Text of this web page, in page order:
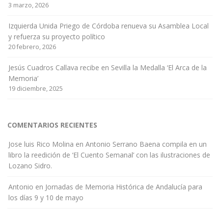
3 marzo, 2026
Izquierda Unida Priego de Córdoba renueva su Asamblea Local
y refuerza su proyecto político
20 febrero, 2026
Jesús Cuadros Callava recibe en Sevilla la Medalla ‘El Arca de la
Memoria’
19 diciembre, 2025
COMENTARIOS RECIENTES
Jose luis Rico Molina en Antonio Serrano Baena compila en un
libro la reedición de ‘El Cuento Semanal’ con las ilustraciones de
Lozano Sidro.
Antonio en Jornadas de Memoria Histórica de Andalucía para
los días 9 y 10 de mayo